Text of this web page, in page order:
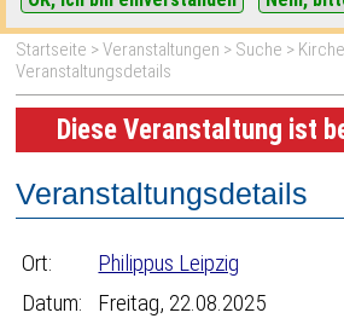
Startseite >Veranstaltungen > Suche >
Veranstaltungsdetails
Diese Veranstaltung ist
Veranstaltungsdetails
Ort:
Philippus Leipzig
Datum:
Freitag, 22.08.2025